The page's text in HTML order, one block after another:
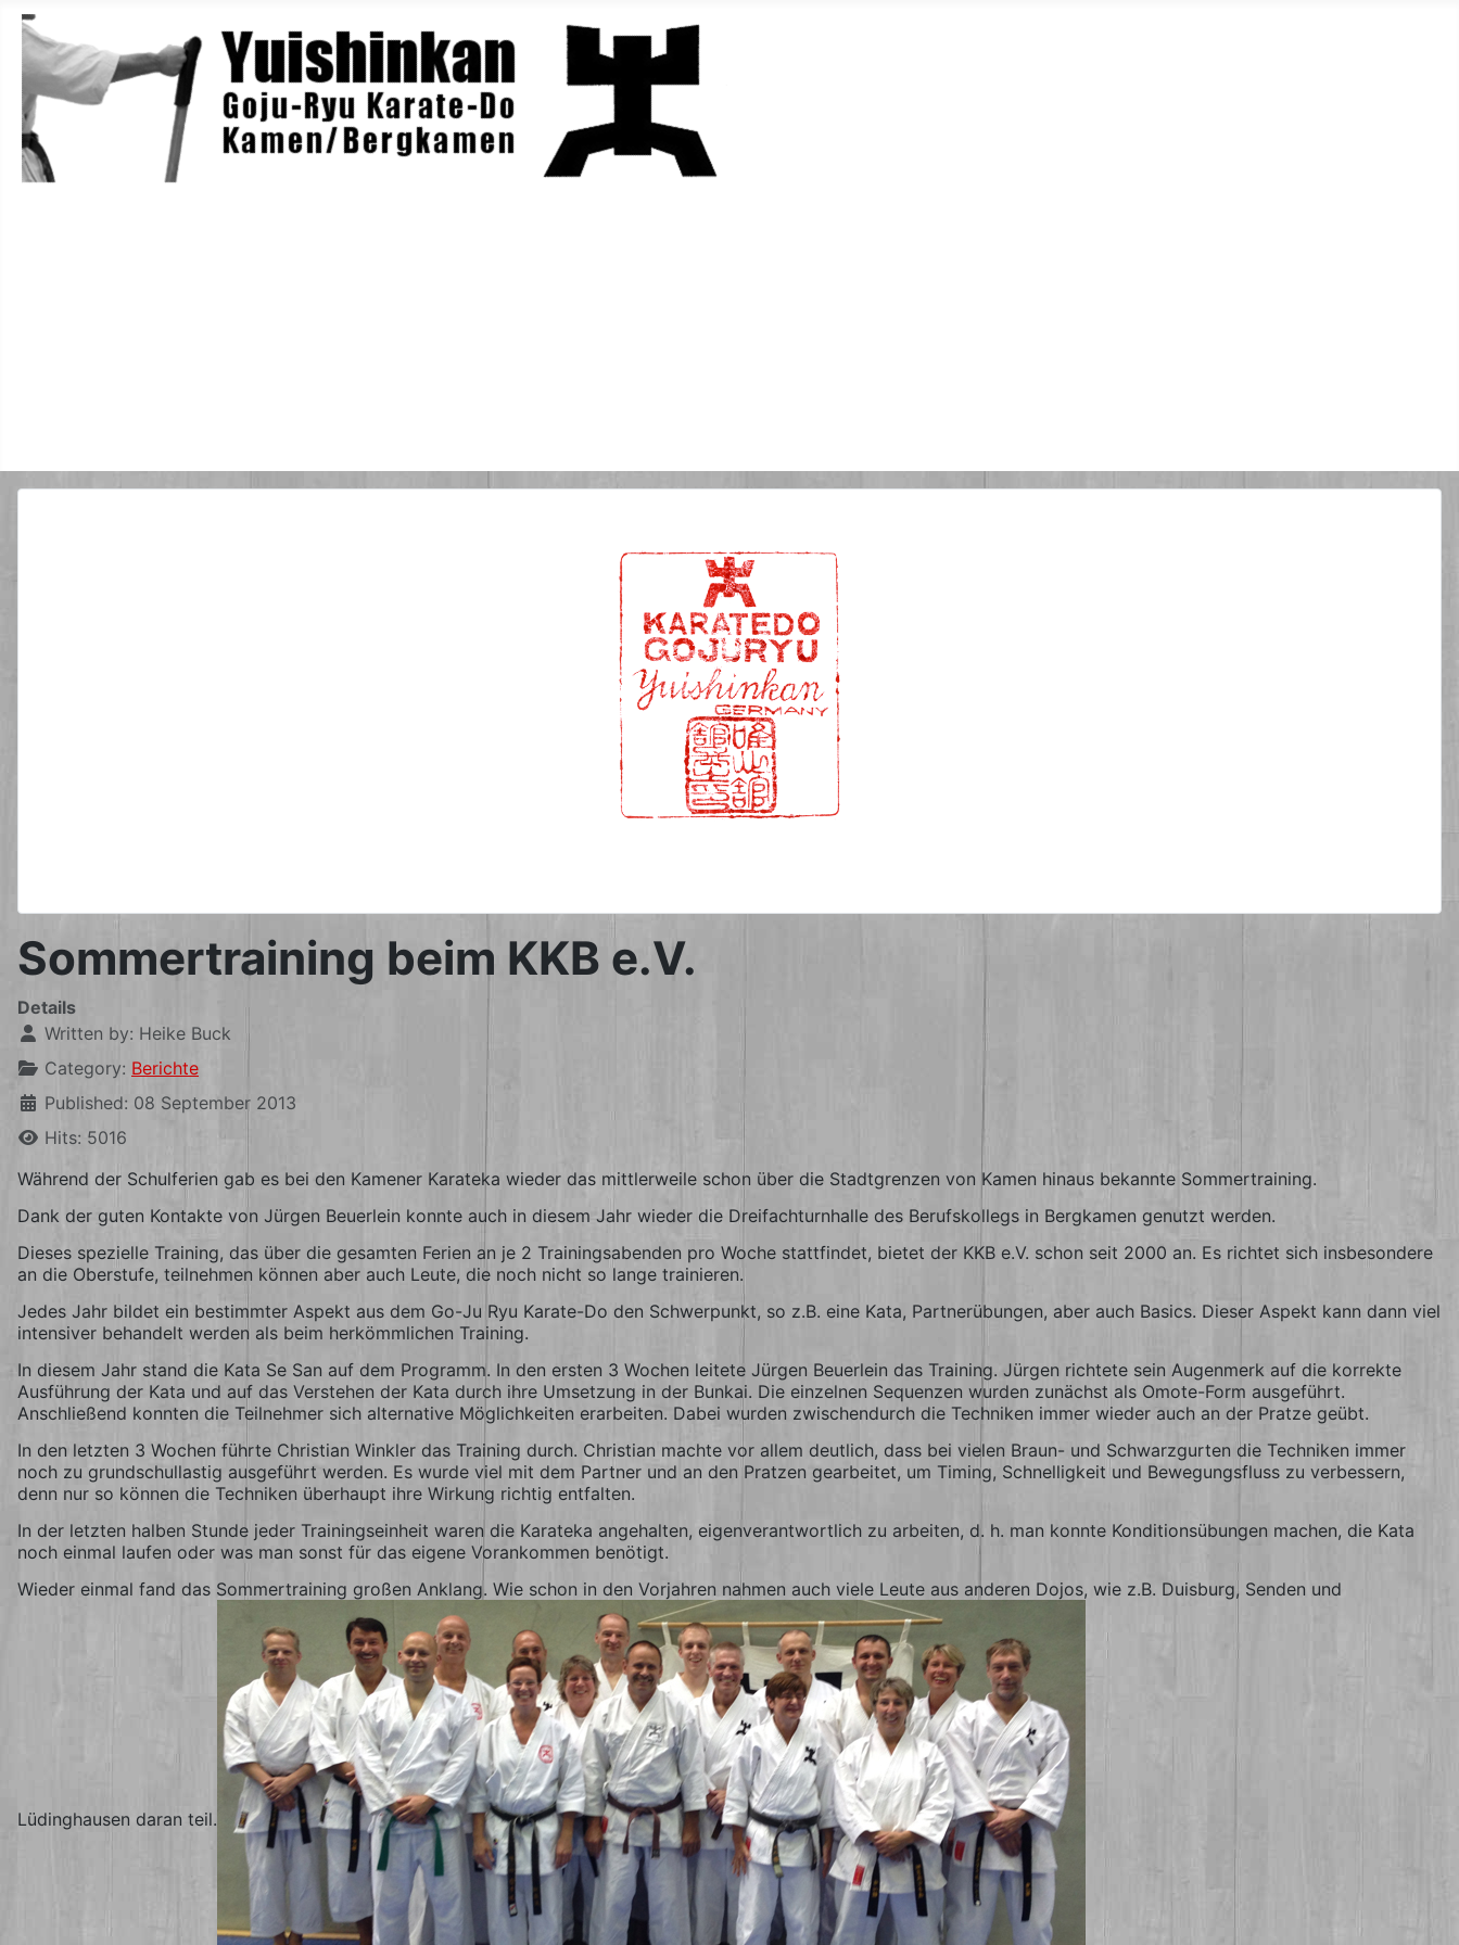
Sommertraining beim KKB e.V.
Details
Written by: Heike Buck
Category: Berichte
Published: 08 September 2013
Hits: 5016
Während der Schulferien gab es bei den Kamener Karateka wieder das mittlerweile schon über die Stadtgrenzen von Kamen hinaus bekannte Sommertraining.
Dank der guten Kontakte von Jürgen Beuerlein konnte auch in diesem Jahr wieder die Dreifachturnhalle des Berufskollegs in Bergkamen genutzt werden.
Dieses spezielle Training, das über die gesamten Ferien an je 2 Trainingsabenden pro Woche stattfindet, bietet der KKB e.V. schon seit 2000 an. Es richtet sich insbesondere
an die Oberstufe, teilnehmen können aber auch Leute, die noch nicht so lange trainieren.
Jedes Jahr bildet ein bestimmter Aspekt aus dem Go-Ju Ryu Karate-Do den Schwerpunkt, so z.B. eine Kata, Partnerübungen, aber auch Basics. Dieser Aspekt kann dann viel
intensiver behandelt werden als beim herkömmlichen Training.
In diesem Jahr stand die Kata Se San auf dem Programm. In den ersten 3 Wochen leitete Jürgen Beuerlein das Training. Jürgen richtete sein Augenmerk auf die korrekte
Ausführung der Kata und auf das Verstehen der Kata durch ihre Umsetzung in der Bunkai. Die einzelnen Sequenzen wurden zunächst als Omote-Form ausgeführt.
Anschließend konnten die Teilnehmer sich alternative Möglichkeiten erarbeiten. Dabei wurden zwischendurch die Techniken immer wieder auch an der Pratze geübt.
In den letzten 3 Wochen führte Christian Winkler das Training durch. Christian machte vor allem deutlich, dass bei vielen Braun- und Schwarzgurten die Techniken immer
noch zu grundschullastig ausgeführt werden. Es wurde viel mit dem Partner und an den Pratzen gearbeitet, um Timing, Schnelligkeit und Bewegungsfluss zu verbessern,
denn nur so können die Techniken überhaupt ihre Wirkung richtig entfalten.
In der letzten halben Stunde jeder Trainingseinheit waren die Karateka angehalten, eigenverantwortlich zu arbeiten, d. h. man konnte Konditionsübungen machen, die Kata
noch einmal laufen oder was man sonst für das eigene Vorankommen benötigt.
Wieder einmal fand das Sommertraining großen Anklang. Wie schon in den Vorjahren nahmen auch viele Leute aus anderen Dojos, wie z.B. Duisburg, Senden und
Lüdinghausen daran teil.